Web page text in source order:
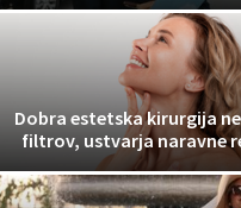
Dobra estetska kirurgija
filtrov, ustvarja naravne